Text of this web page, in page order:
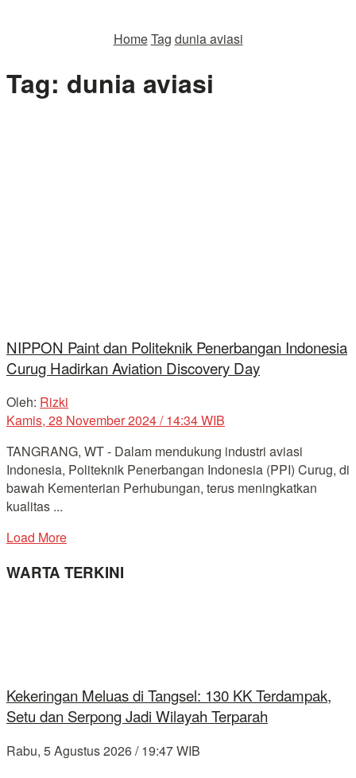
HomeTag dunia aviasi
Tag: dunia aviasi
NIPPON Paint dan Politeknik Penerbangan Indonesia
Curug Hadirkan Aviation Discovery Day
Oleh: Rizki
Kamis, 28 November 2024 / 14:34 WIB
TANGRANG, WT - Dalam mendukung industri aviasi
Indonesia, Politeknik Penerbangan Indonesia (PPI) Curug, di
bawah Kementerian Perhubungan, terus meningkatkan
kualitas ...
Load More
WARTA TERKINI
Kekeringan Meluas di Tangsel: 130 KK Terdampak,
Setu dan Serpong Jadi Wilayah Terparah
Rabu, 5 Agustus 2026 / 19:47 WIB